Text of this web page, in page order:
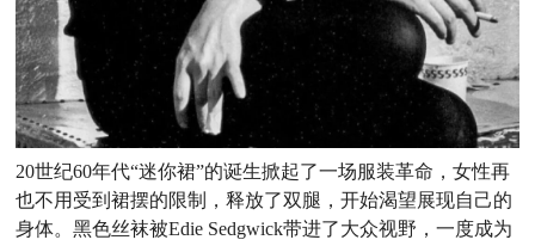
20世纪60年代“迷你裙”的诞生掀起了一场服装革命，女性再
也不用受到裙摆的限制，释放了双腿，开始渴望展现自己的
身体。黑色丝袜被Edie Sedgwick带进了大众视野，一度成为